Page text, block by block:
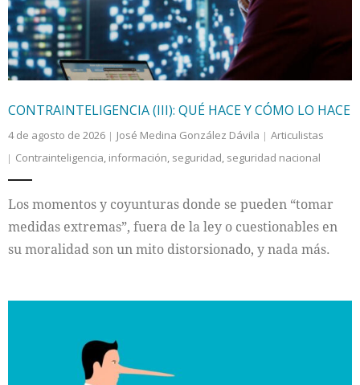
CONTRAINTELIGENCIA (III): QUÉ HACE Y CÓMO LO HACE
4 de agosto de 2026 José Medina González Dávila
Articulistas
Contrainteligencia, información, seguridad, seguridad nacional
Los momentos y coyunturas donde se pueden “tomar
medidas extremas”, fuera de la ley o cuestionables en
su moralidad son un mito distorsionado, y nada más.